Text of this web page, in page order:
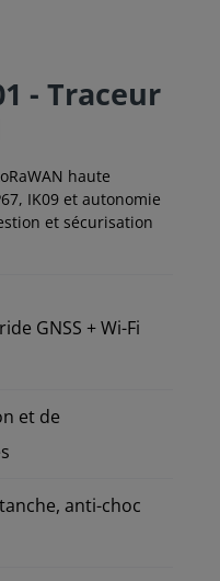
- Traceur
haute
IK09 et autonomie
et sécurisation
GNSS + Wi-Fi
et de
anti-choc